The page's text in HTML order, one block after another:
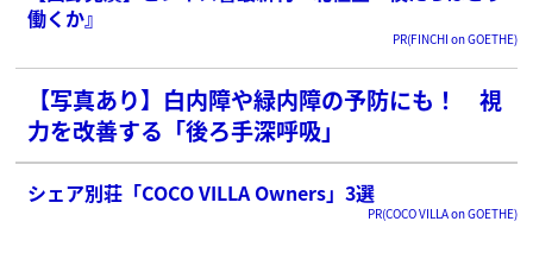
働くか』
PR(FINCHI on GOETHE)
【写真あり】白内障や緑内障の予防にも！ 視
力を改善する「後ろ手深呼吸」
シェア別荘「COCO VILLA Owners」3選
PR(COCO VILLA on GOETHE)